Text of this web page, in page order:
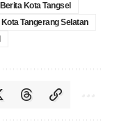
Berita Kota Tangsel
Kota Tangerang Selatan